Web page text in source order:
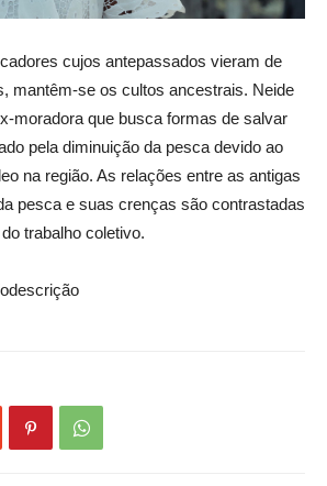
cujos antepassados vieram de
mantêm-se os cultos ancestrais. Neide
moradora que busca formas de salvar
pela diminuição da pesca devido ao
na região. As relações entre as antigas
pesca e suas crenças são contrastadas
trabalho coletivo.